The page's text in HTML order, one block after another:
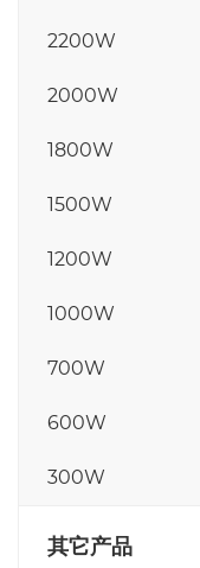
2200W
2000W
1800W
1500W
1200W
1000W
700W
600W
300W
其它产品